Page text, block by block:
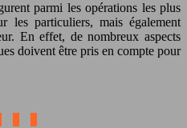
parmi les opérations les plus
les particuliers, mais également
En effet, de nombreux aspects
doivent être pris en compte pour